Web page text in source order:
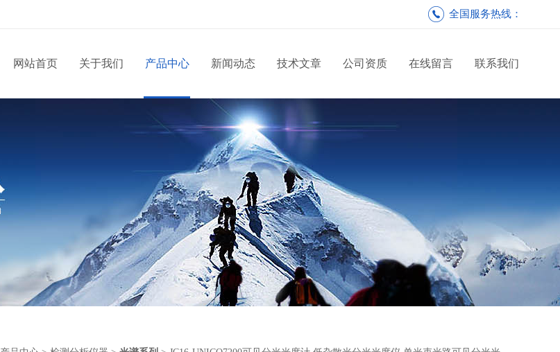
全国服务热线：
网站首页 关于我们 产品中心 新闻动态 技术文章 公司资质 在线留言 联系我们